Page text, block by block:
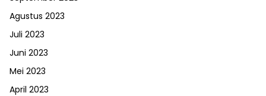
Agustus 2023
Juli 2023
Juni 2023
Mei 2023
April 2023